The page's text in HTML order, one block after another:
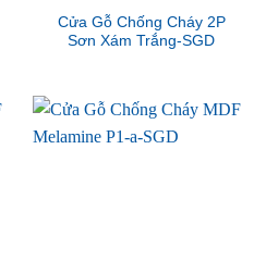
Cửa Gỗ Chống Cháy 2P
Sơn Xám Trắng-SGD